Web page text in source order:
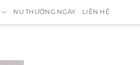
NU THƯỜNG NGÀY LIÊN HỆ